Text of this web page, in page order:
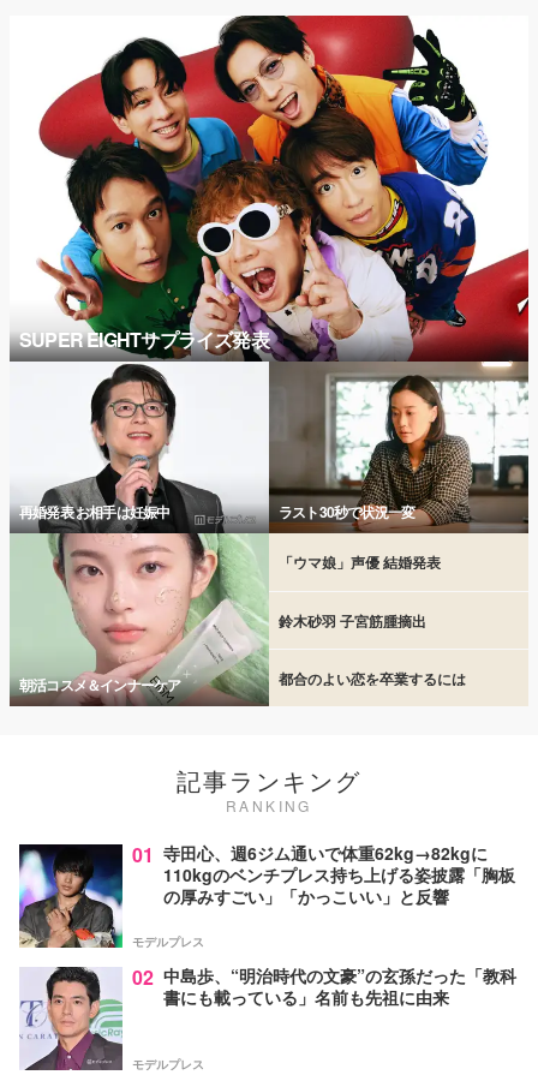
SUPER EIGHTサプライズ発表
再婚発表 お相手は妊娠中 ラスト30秒で状況一変
朝活コスメ＆インナーケア
「ウマ娘」声優 結婚発表
鈴木砂羽 子宮筋腫摘出
都合のよい恋を卒業するには
記事ランキング
RANKING
01 寺田心、週6ジム通いで体重62kg→82kgに
110kgのベンチプレス持ち上げる姿披露「胸板
の厚みすごい」「かっこいい」と反響
モデルプレス
02 中島歩、“明治時代の文豪”の玄孫だった「教科
書にも載っている」名前も先祖に由来
モデルプレス